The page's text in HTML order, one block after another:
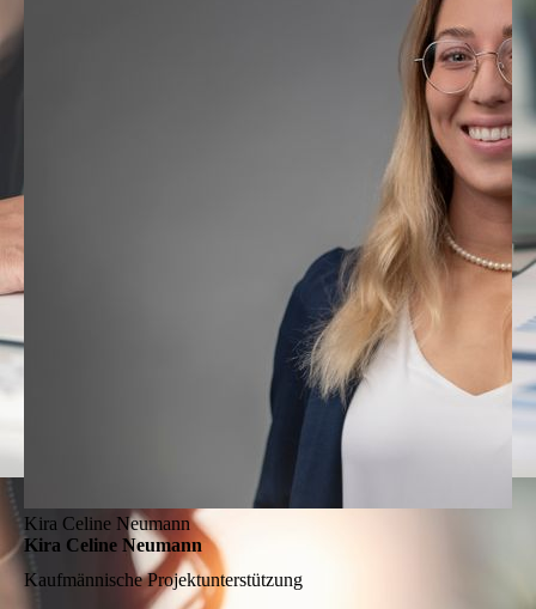
Kira Celine Neumann
Kira Celine Neumann
Kaufmännische Projektunterstützung